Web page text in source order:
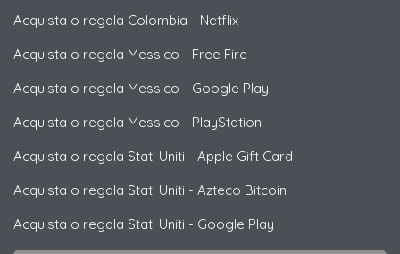
Acquista o regala Colombia - Netflix
Acquista o regala Messico - Free Fire
Acquista o regala Messico - Google Play
Acquista o regala Messico - PlayStation
Acquista o regala Stati Uniti - Apple Gift Card
Acquista o regala Stati Uniti - Azteco Bitcoin
Acquista o regala Stati Uniti - Google Play